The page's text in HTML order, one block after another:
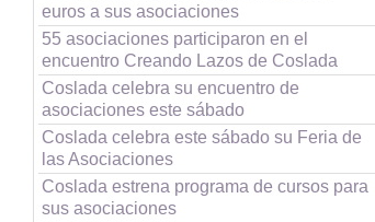
euros a sus asociaciones
55 asociaciones participaron en el
encuentro Creando Lazos de Coslada
Coslada celebra su encuentro de
asociaciones este sábado
Coslada celebra este sábado su Feria de
las Asociaciones
Coslada estrena programa de cursos para
sus asociaciones